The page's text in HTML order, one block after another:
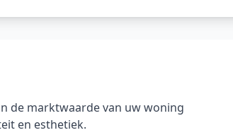
de marktwaarde van uw woning
en esthetiek.